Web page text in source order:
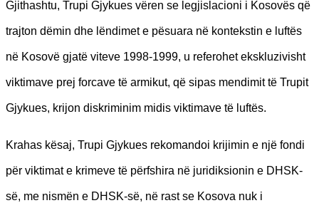
Gjithashtu, Trupi Gjykues vëren se legjislacioni i Kosovës që
trajton dëmin dhe lëndimet e pësuara në kontekstin e luftës
në Kosovë gjatë viteve 1998-1999, u referohet ekskluzivisht
viktimave prej forcave të armikut, që sipas mendimit të Trupit
Gjykues, krijon diskriminim midis viktimave të luftës.
Krahas kësaj, Trupi Gjykues rekomandoi krijimin e një fondi
për viktimat e krimeve të përfshira në juridiksionin e DHSK-
së, me nismën e DHSK-së, në rast se Kosova nuk i